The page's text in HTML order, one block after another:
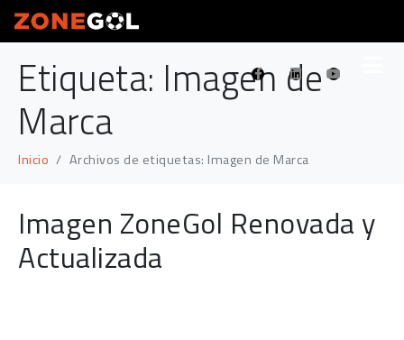
Etiqueta: Imagen de
Marca
Inicio Archivos de etiquetas: Imagen de Marca
Imagen ZoneGol Renovada y
Actualizada